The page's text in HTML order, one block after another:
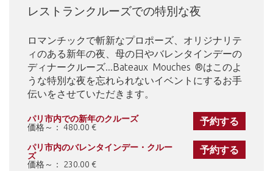
レストランクルーズでの特別な夜
ロマンチックで斬新なプロポーズ、オリジナリテ
ィのある新年の夜、母の日やバレンタインデーの
ディナークルーズ...Bateaux Mouches ®はこのよ
うな特別な夜を忘れられないイベントにするお手
伝いをさせていただきます。
パリ市内での新年のクルーズ
価格～： 480.00 €
予約する
パリ市内のバレンタインデー・クルー
ズ
価格～： 230.00 €
予約する